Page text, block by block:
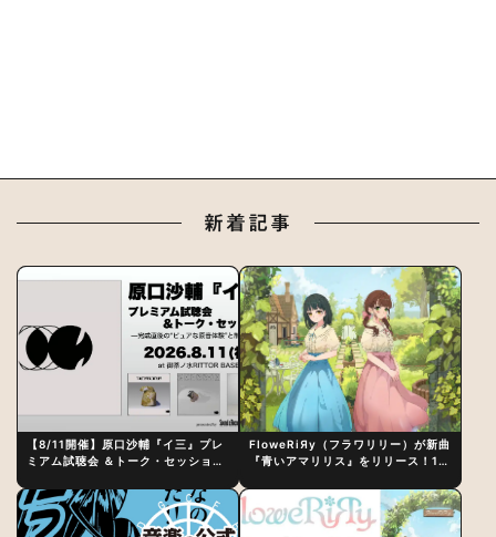
新着記事
【8/11開催】原口沙輔『イ三』プレ
ミアム試聴会 ＆トーク・セッション
制作秘話
FloweRiЯy（フラワリリー）が新曲
『青いアマリリス』をリリース！1st